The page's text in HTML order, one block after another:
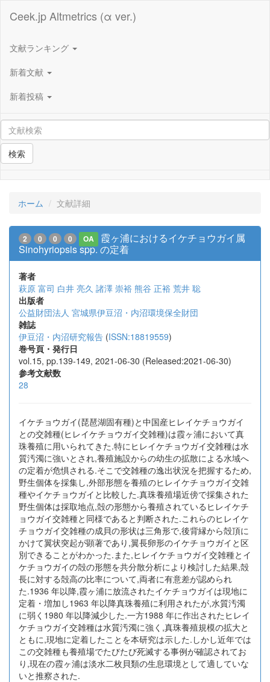
Ceek.jp Altmetrics (α ver.)
文献ランキング
新着文献
新着投稿
検索
ホーム 文献詳細
2 0 0 0 OA
霞ヶ浦におけるイケチョウガイ属
Sinohyriopsis spp. の定着
著者
萩原 富司 白井 亮久 諸澤 崇裕 熊谷 正裕 荒井 聡
出版者
公益財団法人 宮城県伊豆沼・内沼環境保全財団
雑誌
伊豆沼・内沼研究報告 (ISSN:18819559)
巻号頁・発行日
vol.15, pp.139-149, 2021-06-30 (Released:2021-06-30)
参考文献数
28
イケチョウガイ(琵琶湖固有種)と中国産ヒレイケチョウガイ
との交雑種(ヒレイケチョウガイ交雑種)は霞ヶ浦において真
珠養殖に用いられてきた.特にヒレイケチョウガイ交雑種は水
質汚濁に強いとされ,養殖施設からの幼生の拡散による水域へ
の定着が危惧される.そこで交雑種の逸出状況を把握するため,
野生個体を採集し,外部形態を養殖のヒレイケチョウガイ交雑
種やイケチョウガイと比較した.真珠養殖場近傍で採集された
野生個体は採取地点,殻の形態から養殖されているヒレイケチ
ョウガイ交雑種と同様であると判断された.これらのヒレイケ
チョウガイ交雑種の成貝の形状は三角形で,後背縁から殻頂に
かけて翼状突起が顕著であり,翼長卵形のイケチョウガイと区
別できることがわかった.また,ヒレイケチョウガイ交雑種とイ
ケチョウガイの殻の形態を共分散分析により検討した結果,殻
長に対する殻高の比率について,両者に有意差が認められ
た.1936 年以降,霞ヶ浦に放流されたイケチョウガイは現地に
定着・増加し1963 年以降真珠養殖に利用されたが,水質汚濁
に弱く1980 年以降減少した.一方1988 年に作出されたヒレイ
ケチョウガイ交雑種は水質汚濁に強く,真珠養殖規模の拡大と
ともに,現地に定着したことを本研究は示した.しかし近年では
この交雑種も養殖場でたびたび死滅する事例が確認されてお
り,現在の霞ヶ浦は淡水二枚貝類の生息環境として適していな
いと推察された.